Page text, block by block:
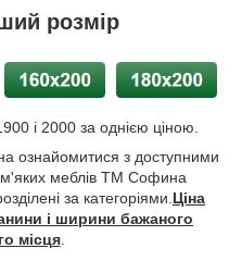
розмір
і 2000 за однією ціною.
ознайомитися з доступними
меблів ТМ Софина
за категоріями. Ціна
і ширини бажаного
місця.